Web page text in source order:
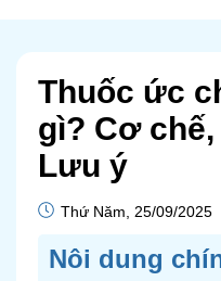
Thuốc ức
gì? Cơ
Lưu ý
Thứ Năm, 25/09/2025
Nôi dung